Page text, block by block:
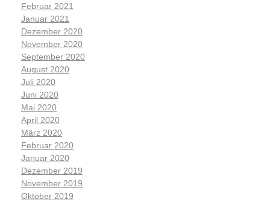
Februar 2021
Januar 2021
Dezember 2020
November 2020
September 2020
August 2020
Juli 2020
Juni 2020
Mai 2020
April 2020
März 2020
Februar 2020
Januar 2020
Dezember 2019
November 2019
Oktober 2019